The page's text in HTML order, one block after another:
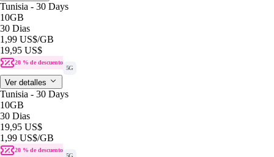
Tunisia - 30 Days
10GB
30 Dias
1,99 US$/GB
19,95 US$
20 % de descuento
5G
Ver detalles
Tunisia - 30 Days
10GB
30 Dias
19,95 US$
1,99 US$/GB
20 % de descuento
5G